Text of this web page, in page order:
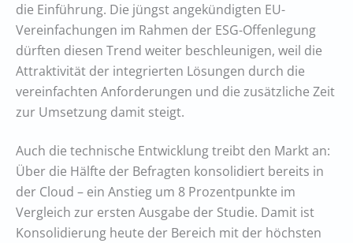
die Einführung. Die jüngst angekündigten EU-
Vereinfachungen im Rahmen der ESG-Offenlegung
dürften diesen Trend weiter beschleunigen, weil die
Attraktivität der integrierten Lösungen durch die
vereinfachten Anforderungen und die zusätzliche Zeit
zur Umsetzung damit steigt.
Auch die technische Entwicklung treibt den Markt an:
Über die Hälfte der Befragten konsolidiert bereits in
der Cloud – ein Anstieg um 8 Prozentpunkte im
Vergleich zur ersten Ausgabe der Studie. Damit ist
Konsolidierung heute der Bereich mit der höchsten